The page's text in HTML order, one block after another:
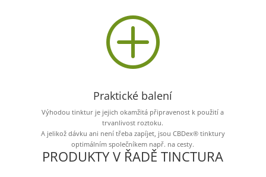
P
Praktické balení
Výhodou tinktur je jejich okamžitá připravenost k použití a
trvanlivost roztoku.
A jelikož dávku ani není třeba zapíjet, jsou CBDex® tinktury
optimálním společníkem např. na cesty.
PRODUKTY V ŘADĚ TINCTURA